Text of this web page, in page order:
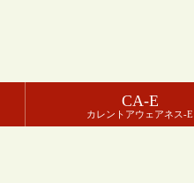
CA-E
カレントアウェアネス-E